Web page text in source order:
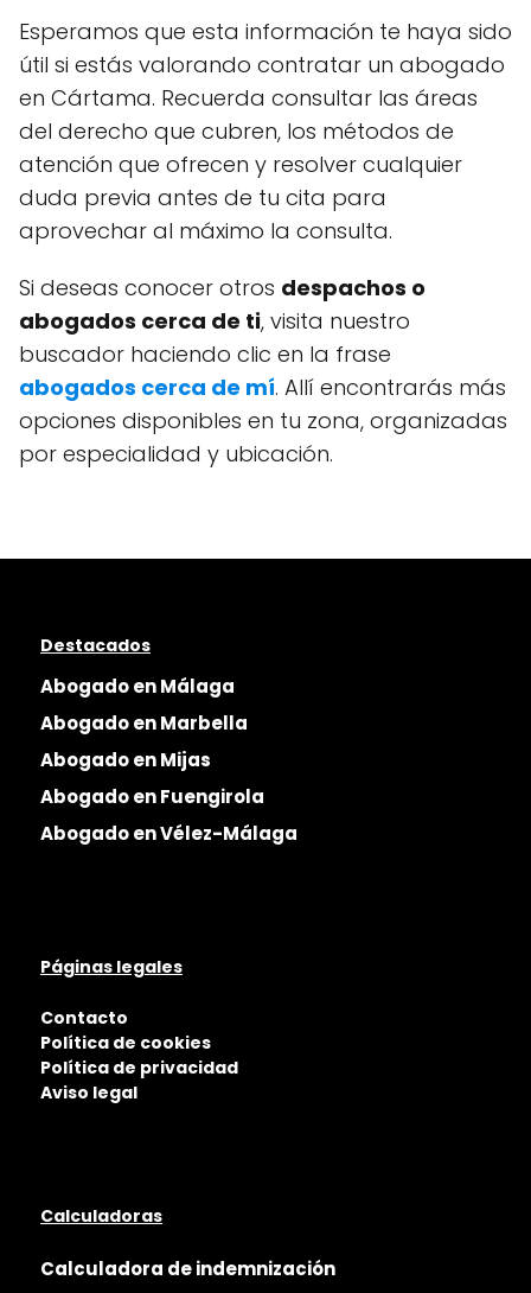
Esperamos que esta información te haya sido
útil si estás valorando contratar un abogado
en Cártama. Recuerda consultar las áreas
del derecho que cubren, los métodos de
atención que ofrecen y resolver cualquier
duda previa antes de tu cita para
aprovechar al máximo la consulta.
Si deseas conocer otros despachos o
abogados cerca de ti, visita nuestro
buscador haciendo clic en la frase
abogados cerca de mí. Allí encontrarás más
opciones disponibles en tu zona, organizadas
por especialidad y ubicación.
Destacados
Abogado en Málaga
Abogado en Marbella
Abogado en Mijas
Abogado en Fuengirola
Abogado en Vélez-Málaga
Páginas legales
Contacto
Política de cookies
Política de privacidad
Aviso legal
Calculadoras
Calculadora de indemnización